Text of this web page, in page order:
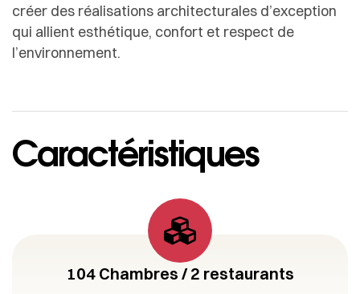
créer des réalisations architecturales d’exception
qui allient esthétique, confort et respect de
l’environnement.
Caractéristiques
104 Chambres / 2 restaurants